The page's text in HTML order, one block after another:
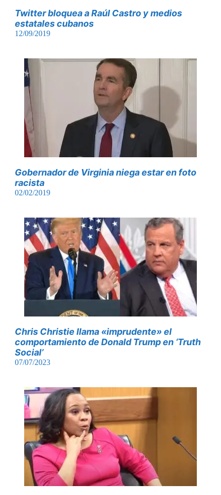
Twitter bloquea a Raúl Castro y medios
estatales cubanos
12/09/2019
Gobernador de Virginia niega estar en foto
racista
02/02/2019
Chris Christie llama «imprudente» el
comportamiento de Donald Trump en ‘Truth
Social’
07/07/2023